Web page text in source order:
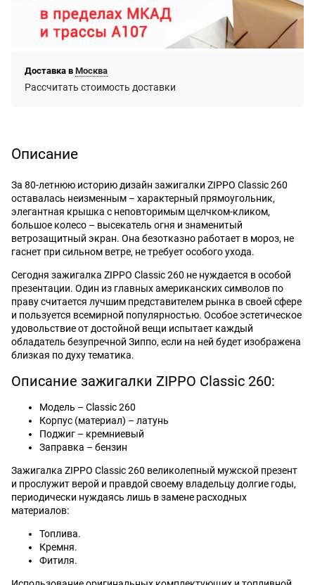
Доставка в Москва
Рассчитать стоимость доставки
Описание
За 80-летнюю историю дизайн зажигалки ZIPPO Classic 260
оставалась неизменным – характерный прямоугольник,
элегантная крышка с неповторимым щелчком-кликом,
большое колесо – высекатель огня и знаменитый
ветрозащитный экран. Она безотказно работает в мороз, не
гаснет при сильном ветре, не требует особого ухода.
Сегодня зажигалка ZIPPO Classic 260 не нуждается в особой
презентации. Один из главных американских символов по
праву считается лучшим представителем рынка в своей сфере
и пользуется всемирной популярностью. Особое эстетическое
удовольствие от достойной вещи испытает каждый
обладатель безупречной Зиппо, если на ней будет изображена
близкая по духу тематика.
Описание зажигалки ZIPPO Classic 260:
Модель – Classic 260
Корпус (материал) – латунь
Поджиг – кремниевый
Заправка – бензин
Зажигалка ZIPPO Classic 260 великолепный мужской презент
и прослужит верой и правдой своему владельцу долгие годы,
периодически нуждаясь лишь в замене расходных
материалов:
Топлива.
Кремня.
Фитиля.